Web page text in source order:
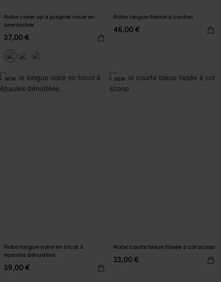
Robe cover up à poignet noué en
seersucker
37,00 €
Robe longue fleurie à cordon
46,00 €
NEW
Robe longue noire en tricot à
épaules dénudées
39,00 €
NEW
Robe courte bleue tissée à col scoop
33,00 €